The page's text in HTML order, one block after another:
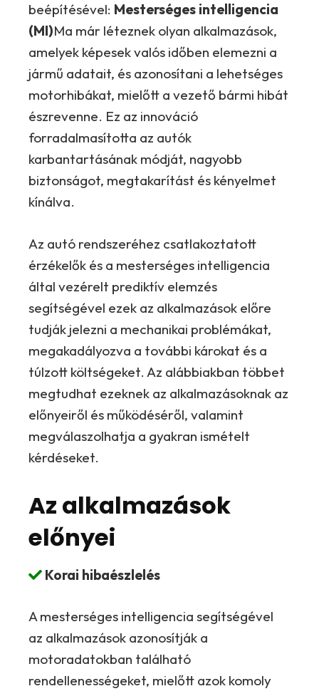
beépítésével: Mesterséges intelligencia
(MI)Ma már léteznek olyan alkalmazások,
amelyek képesek valós időben elemezni a
jármű adatait, és azonosítani a lehetséges
motorhibákat, mielőtt a vezető bármi hibát
észrevenne. Ez az innováció
forradalmasította az autók
karbantartásának módját, nagyobb
biztonságot, megtakarítást és kényelmet
kínálva.
Az autó rendszeréhez csatlakoztatott
érzékelők és a mesterséges intelligencia
által vezérelt prediktív elemzés
segítségével ezek az alkalmazások előre
tudják jelezni a mechanikai problémákat,
megakadályozva a további károkat és a
túlzott költségeket. Az alábbiakban többet
megtudhat ezeknek az alkalmazásoknak az
előnyeiről és működéséről, valamint
megválaszolhatja a gyakran ismételt
kérdéseket.
Az alkalmazások
előnyei
Korai hibaészlelés
A mesterséges intelligencia segítségével
az alkalmazások azonosítják a
motoradatokban található
rendellenességeket, mielőtt azok komoly